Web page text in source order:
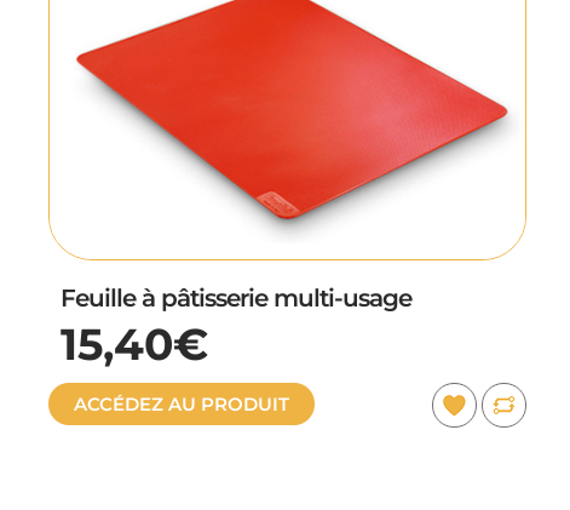
Feuille à pâtisserie multi-usage
15,40€
ACCÉDEZ AU PRODUIT